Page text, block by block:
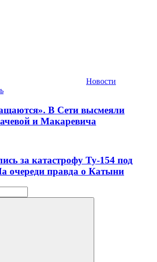
Новости
В Сети высмеяли
и Макаревича
за катастрофу Ту-154 под
очереди правда о Катыни